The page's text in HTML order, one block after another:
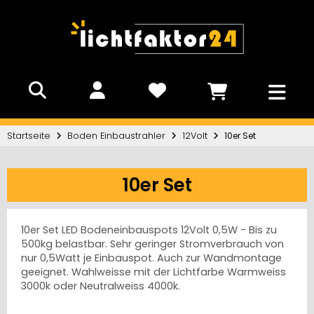
Startseite Boden Einbaustrahler 12Volt 10er Set
10er Set
10er Set LED Bodeneinbauspots 12Volt 0,5W - Bis zu
500kg belastbar. Sehr geringer Stromverbrauch von
nur 0,5Watt je Einbauspot. Auch zur Wandmontage
geeignet. Wahlweisse mit der Lichtfarbe Warmweiss
3000k oder Neutralweiss 4000k.